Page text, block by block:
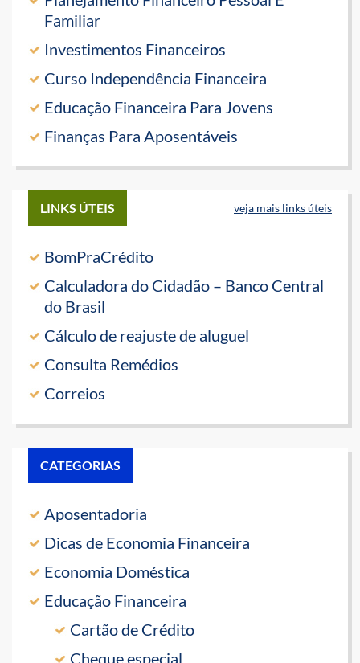
Familiar
Investimentos Financeiros
Curso Independência Financeira
Educação Financeira Para Jovens
Finanças Para Aposentáveis
LINKS ÚTEIS veja mais links úteis
BomPraCrédito
Calculadora do Cidadão – Banco Central
do Brasil
Cálculo de reajuste de aluguel
Consulta Remédios
Correios
CATEGORIAS
Aposentadoria
Dicas de Economia Financeira
Economia Doméstica
Educação Financeira
Cartão de Crédito
Cheque especial